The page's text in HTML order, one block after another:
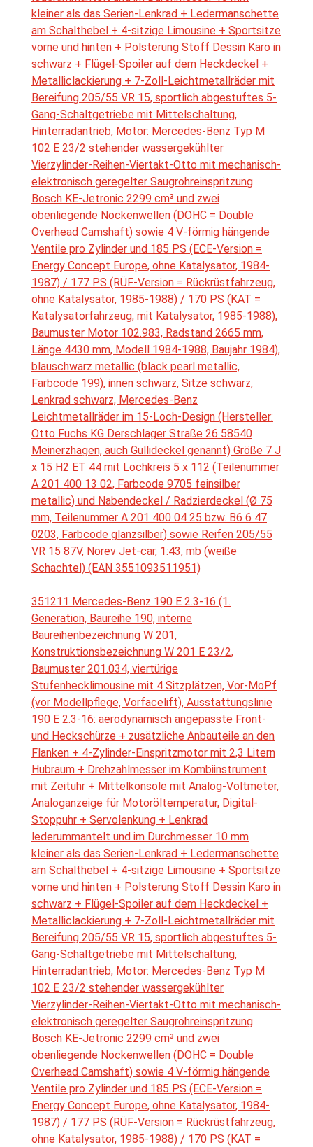
kleiner als das Serien-Lenkrad + Ledermanschette
am Schalthebel + 4-sitzige Limousine + Sportsitze
vorne und hinten + Polsterung Stoff Dessin Karo in
schwarz + Flügel-Spoiler auf dem Heckdeckel +
Metalliclackierung + 7-Zoll-Leichtmetallräder mit
Bereifung 205/55 VR 15, sportlich abgestuftes 5-
Gang-Schaltgetriebe mit Mittelschaltung,
Hinterradantrieb, Motor: Mercedes-Benz Typ M
102 E 23/2 stehender wassergekühlter
Vierzylinder-Reihen-Viertakt-Otto mit mechanisch-
elektronisch geregelter Saugrohreinspritzung
Bosch KE-Jetronic 2299 cm³ und zwei
obenliegende Nockenwellen (DOHC = Double
Overhead Camshaft) sowie 4 V-förmig hängende
Ventile pro Zylinder und 185 PS (ECE-Version =
Energy Concept Europe, ohne Katalysator, 1984-
1987) / 177 PS (RÜF-Version = Rückrüstfahrzeug,
ohne Katalysator, 1985-1988) / 170 PS (KAT =
Katalysatorfahrzeug, mit Katalysator, 1985-1988),
Baumuster Motor 102.983, Radstand 2665 mm,
Länge 4430 mm, Modell 1984-1988, Baujahr 1984),
blauschwarz metallic (black pearl metallic,
Farbcode 199), innen schwarz, Sitze schwarz,
Lenkrad schwarz, Mercedes-Benz
Leichtmetallräder im 15-Loch-Design (Hersteller:
Otto Fuchs KG Derschlager Straße 26 58540
Meinerzhagen, auch Gullideckel genannt) Größe 7 J
x 15 H2 ET 44 mit Lochkreis 5 x 112 (Teilenummer
A 201 400 13 02, Farbcode 9705 feinsilber
metallic) und Nabendeckel / Radzierdeckel (Ø 75
mm, Teilenummer A 201 400 04 25 bzw. B6 6 47
0203, Farbcode glanzsilber) sowie Reifen 205/55
VR 15 87V, Norev Jet-car, 1:43, mb (weiße
Schachtel) (EAN 3551093511951)
351211 Mercedes-Benz 190 E 2.3-16 (1.
Generation, Baureihe 190, interne
Baureihenbezeichnung W 201,
Konstruktionsbezeichnung W 201 E 23/2,
Baumuster 201.034, viertürige
Stufenhecklimousine mit 4 Sitzplätzen, Vor-MoPf
(vor Modellpflege, Vorfacelift), Ausstattungslinie
190 E 2.3-16: aerodynamisch angepasste Front-
und Heckschürze + zusätzliche Anbauteile an den
Flanken + 4-Zylinder-Einspritzmotor mit 2,3 Litern
Hubraum + Drehzahlmesser im Kombiinstrument
mit Zeituhr + Mittelkonsole mit Analog-Voltmeter,
Analoganzeige für Motoröltemperatur, Digital-
Stoppuhr + Servolenkung + Lenkrad
lederummantelt und im Durchmesser 10 mm
kleiner als das Serien-Lenkrad + Ledermanschette
am Schalthebel + 4-sitzige Limousine + Sportsitze
vorne und hinten + Polsterung Stoff Dessin Karo in
schwarz + Flügel-Spoiler auf dem Heckdeckel +
Metalliclackierung + 7-Zoll-Leichtmetallräder mit
Bereifung 205/55 VR 15, sportlich abgestuftes 5-
Gang-Schaltgetriebe mit Mittelschaltung,
Hinterradantrieb, Motor: Mercedes-Benz Typ M
102 E 23/2 stehender wassergekühlter
Vierzylinder-Reihen-Viertakt-Otto mit mechanisch-
elektronisch geregelter Saugrohreinspritzung
Bosch KE-Jetronic 2299 cm³ und zwei
obenliegende Nockenwellen (DOHC = Double
Overhead Camshaft) sowie 4 V-förmig hängende
Ventile pro Zylinder und 185 PS (ECE-Version =
Energy Concept Europe, ohne Katalysator, 1984-
1987) / 177 PS (RÜF-Version = Rückrüstfahrzeug,
ohne Katalysator, 1985-1988) / 170 PS (KAT =